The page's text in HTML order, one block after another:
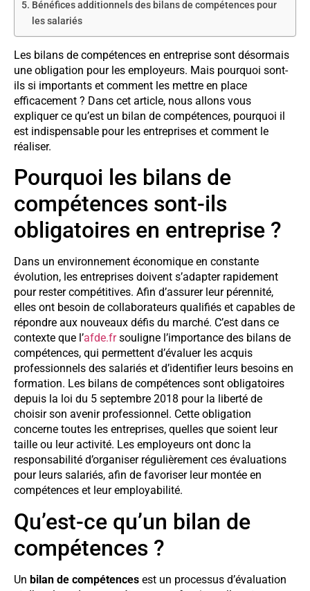
Bénéfices additionnels des bilans de compétences pour
les salariés
Les bilans de compétences en entreprise sont désormais
une obligation pour les employeurs. Mais pourquoi sont-
ils si importants et comment les mettre en place
efficacement ? Dans cet article, nous allons vous
expliquer ce qu’est un bilan de compétences, pourquoi il
est indispensable pour les entreprises et comment le
réaliser.
Pourquoi les bilans de
compétences sont-ils
obligatoires en entreprise ?
Dans un environnement économique en constante
évolution, les entreprises doivent s’adapter rapidement
pour rester compétitives. Afin d’assurer leur pérennité,
elles ont besoin de collaborateurs qualifiés et capables de
répondre aux nouveaux défis du marché. C’est dans ce
contexte que l’afde.frsouligne l’importance des bilans de
compétences, qui permettent d’évaluer les acquis
professionnels des salariés et d’identifier leurs besoins en
formation. Les bilans de compétences sont obligatoires
depuis la loi du 5 septembre 2018 pour la liberté de
choisir son avenir professionnel. Cette obligation
concerne toutes les entreprises, quelles que soient leur
taille ou leur activité. Les employeurs ont donc la
responsabilité d’organiser régulièrement ces évaluations
pour leurs salariés, afin de favoriser leur montée en
compétences et leur employabilité.
Qu’est-ce qu’un bilan de
compétences ?
Un bilan de compétences est un processus d’évaluation